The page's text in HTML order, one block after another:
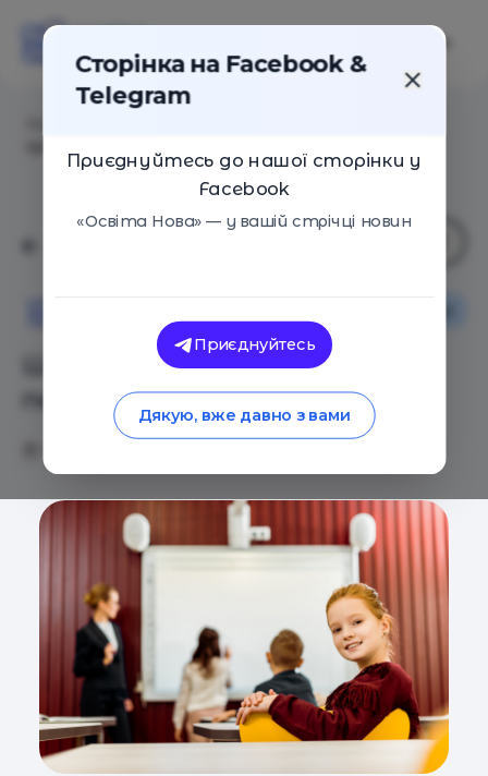
Шість викликів, що стоять
перед сучасною освітою
Сторінка на Facebook &
Telegram
Приєднуйтесь до нашої сторінки у
Facebook
«Освіта Нова» — у вашій стрічці новин
Приєднуйтесь
Дякую, вже давно з вами